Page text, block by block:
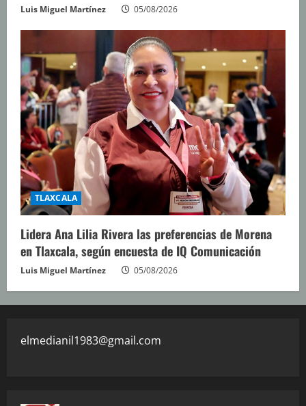
Luis Miguel Martínez 05/08/2026
TLAXCALA
Lidera Ana Lilia Rivera las preferencias de Morena
en Tlaxcala, según encuesta de IQ Comunicación
Luis Miguel Martínez 05/08/2026
elmedianil1983@gmail.com